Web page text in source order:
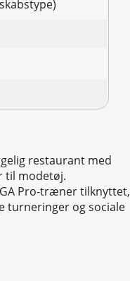
restaurant med
til modetøj.
Pro-træner tilknyttet,
turneringer og sociale